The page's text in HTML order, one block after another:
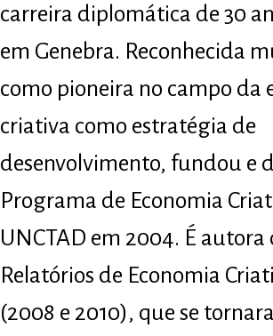
carreira diplomática de 30
em Genebra. Reconhecida
como pioneira no campo da
criativa como estratégia de
desenvolvimento, fundou e
Programa de Economia
UNCTAD em 2004. É
Relatórios de Economia
(2008 e 2010), que se